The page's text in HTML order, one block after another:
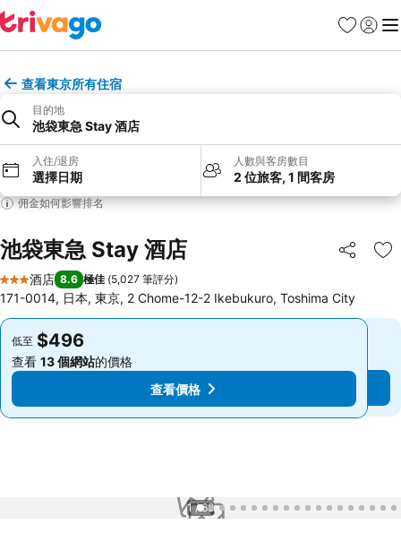
收藏夾
登入 選
查看東京所有住宿
目的地
池袋東急 Stay 酒店
入住/退房
選擇日期
人數與客房數目
2 位旅客, 1 間客房
佣金如何影響排名
池袋東急 Stay 酒店 分享
放
3 星級
酒店 8.6 極佳 (5,027 筆評分)
171-0014, 日本, 東京, 2 Chome-12-2 Ikebukuro, Toshima City
低至 $496
查看 13 個網站的價格
查看價格
低至 $496
查看 13 個網站的價格
查看價格
1 / 68